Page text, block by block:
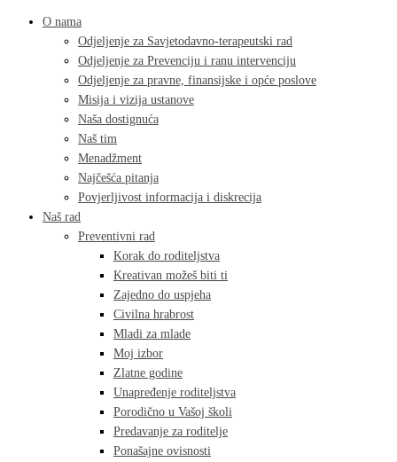
O nama
Odjeljenje za Savjetodavno-terapeutski rad
Odjeljenje za Prevenciju i ranu intervenciju
Odjeljenje za pravne, finansijske i opće poslove
Misija i vizija ustanove
Naša dostignuća
Naš tim
Menadžment
Najčešća pitanja
Povjerljivost informacija i diskrecija
Naš rad
Preventivni rad
Korak do roditeljstva
Kreativan možeš biti ti
Zajedno do uspjeha
Civilna hrabrost
Mladi za mlade
Moj izbor
Zlatne godine
Unapređenje roditeljstva
Porodično u Vašoj školi
Predavanje za roditelje
Ponašajne ovisnosti